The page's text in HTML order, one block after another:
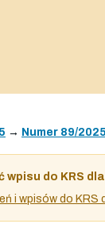
→ Numer 89/
do KRS
i wpisów do KRS